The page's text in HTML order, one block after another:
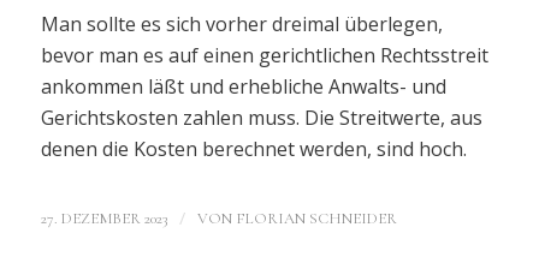
Man sollte es sich vorher dreimal überlegen,
bevor man es auf einen gerichtlichen Rechtsstreit
ankommen läßt und erhebliche Anwalts- und
Gerichtskosten zahlen muss. Die Streitwerte, aus
denen die Kosten berechnet werden, sind hoch.
27. DEZEMBER 2023 / VON FLORIAN SCHNEIDER